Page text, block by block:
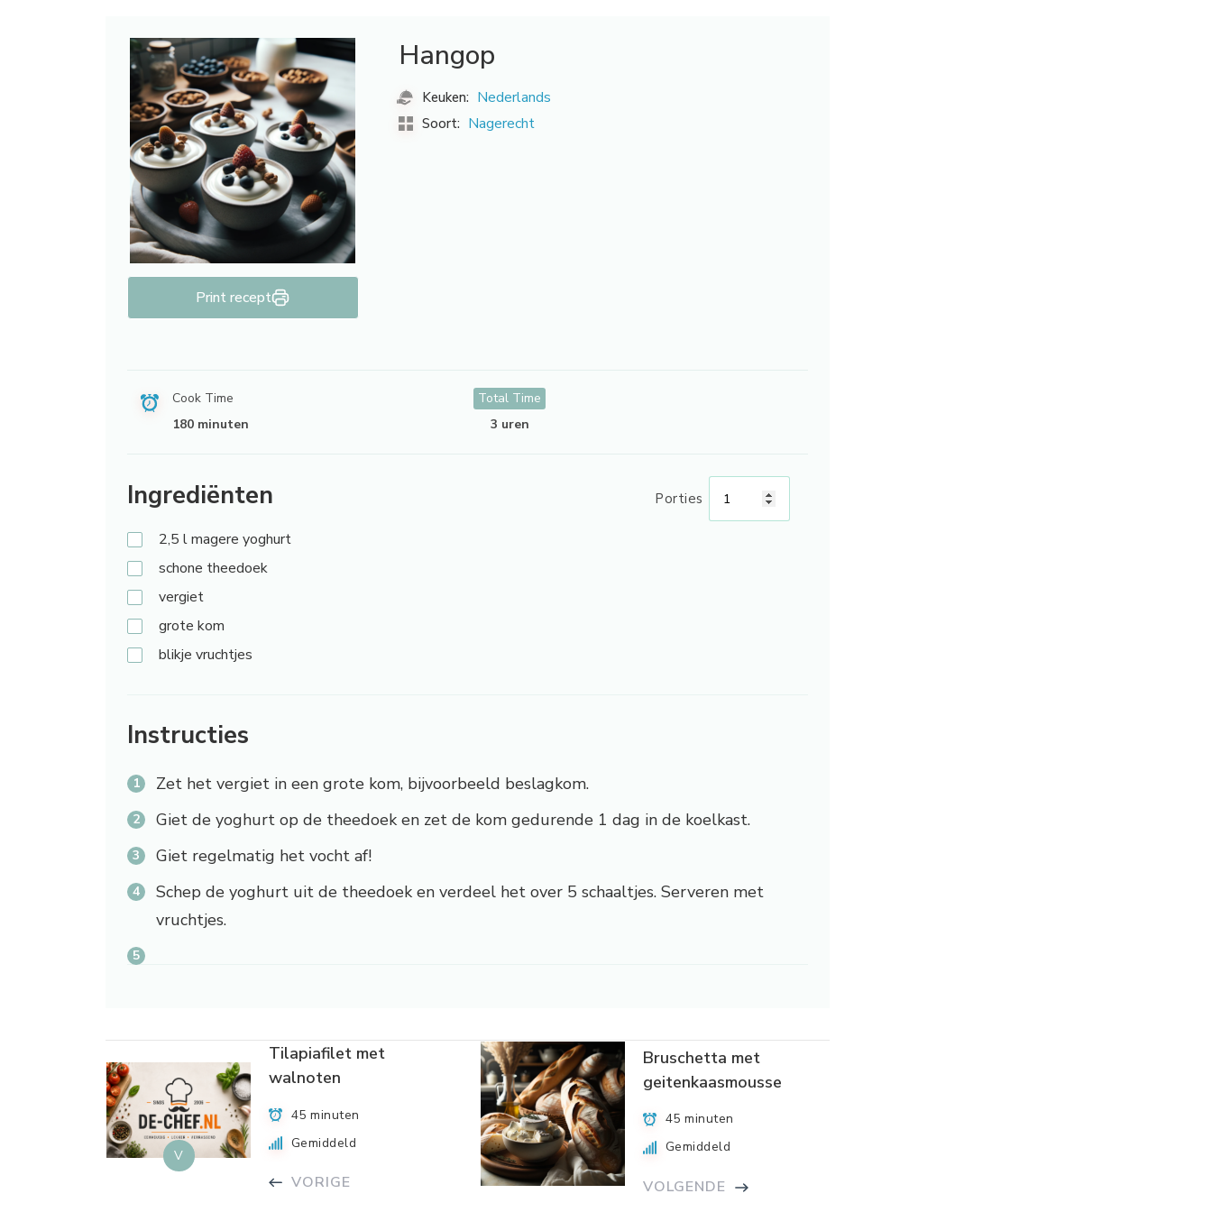
Print recept
Hangop
Keuken: Nederlands
Soort: Nagerecht
Cook Time
180 minuten
Total Time
3 uren
Ingrediënten Porties
2,5 lmagere yoghurt
schone theedoek
vergiet
grote kom
blikje vruchtjes
Instructies
Zet het vergiet in een grote kom, bijvoorbeeld beslagkom.
Giet de yoghurt op de theedoek en zet de kom gedurende 1 dag in de koelkast.
Giet regelmatig het vocht af!
Schep de yoghurt uit de theedoek en verdeel het over 5 schaaltjes. Serveren met
vruchtjes.
V
Tilapiafilet met
walnoten
45 minuten
Gemiddeld
VORIGE
Bruschetta met
geitenkaasmousse
45 minuten
Gemiddeld
VOLGENDE